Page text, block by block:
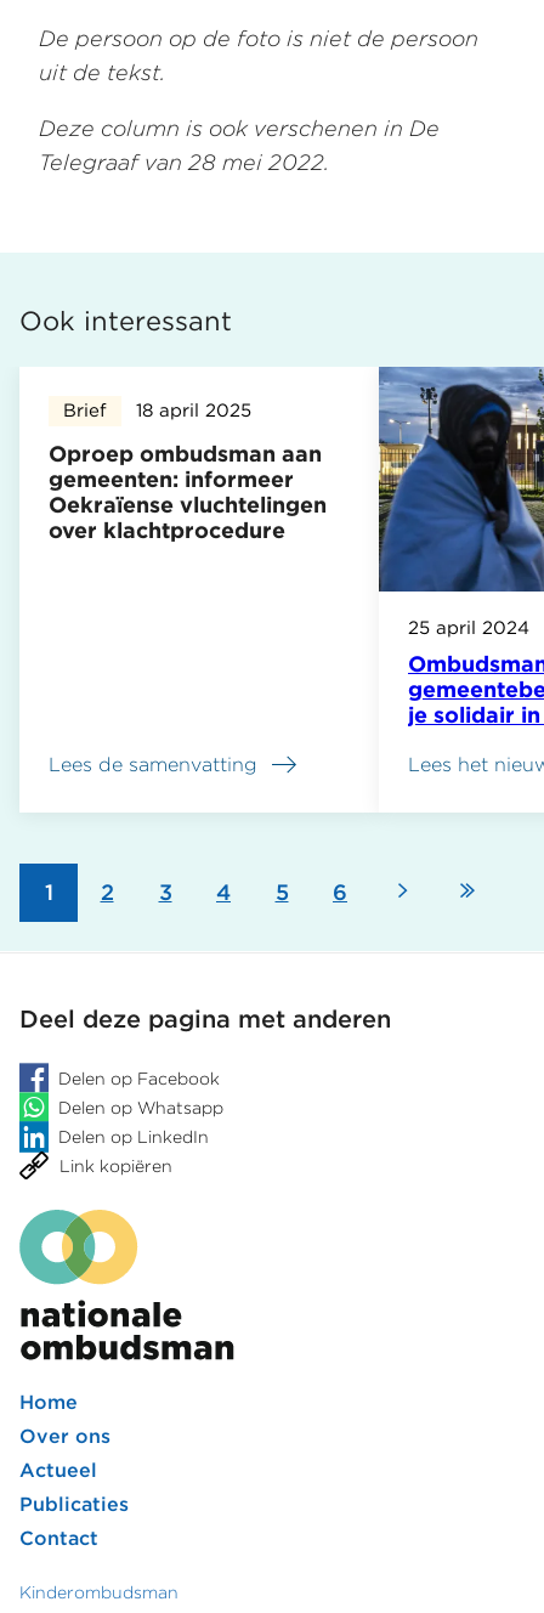
De persoon op de foto is niet de persoon
uit de tekst.
Deze column is ook verschenen in De
Telegraaf van 28 mei 2022.
Ook interessant
Oproep ombudsman aan
gemeenten: informeer
Oekraïense vluchtelingen
over klachtprocedure
Brief 18 april 2025
Lees de samenvatting
over
informeer
Oekraïense
vluchtelingen
je solidair
25 april 2024
Lees het
Paginering
Pagina
1 Pagina
2 Pagina
3 Pagina
4 Pagina
5 Pagina
6 Volgende
pagina
Deel deze pagina met anderen
Delen op Facebook
Delen op Whatsapp
Delen op LinkedIn
Link kopiëren
Footer
hoofdmenu
Home
Over ons
Actueel
Publicaties
Contact
Kinderombudsman